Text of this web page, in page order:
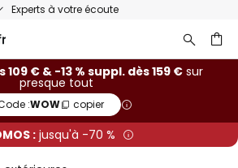
sur Trustpilot
109 € & -13 % suppl. dès 159 €sur
presque tout
:WOW copier
: jusqu'à -70 %